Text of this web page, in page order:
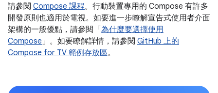
請參閱 Compose 課程。行動裝置專用的 Compose 有許多
開發原則也適用於電視。如要進一步瞭解宣告式使用者介面
架構的一般優點，請參閱「 為什麼要選擇使用
Compose」。如要瞭解詳情，請參閱 GitHub 上的
Compose for TV 範例存放區。